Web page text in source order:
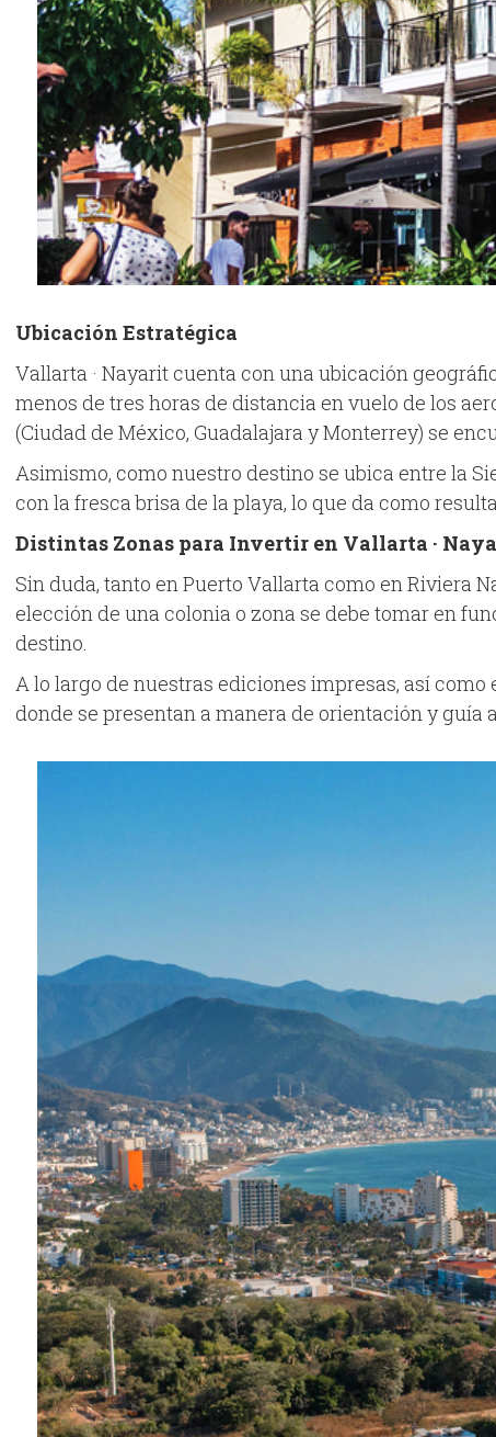
Ubicación Estratégica
Vallarta · Nayarit cuenta con una ubicación
menos de tres horas de distancia en vuelo de los
(Ciudad de México, Guadalajara y Monterrey) se
Asimismo, como nuestro destino se ubica entre la
con la fresca brisa de la playa, lo que da como
Distintas Zonas para Invertir en Vallarta ·
Sin duda, tanto en Puerto Vallarta como en Riviera
elección de una colonia o zona se debe tomar en
destino.
A lo largo de nuestras ediciones impresas, así
donde se presentan a manera de orientación y